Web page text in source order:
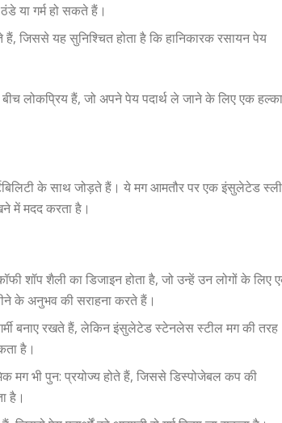
या गर्म हो सकते हैं।
जिससे यह सुनिश्चित होता है कि हानिकारक रसायन पेय
लोकप्रिय हैं, जो अपने पेय पदार्थ ले जाने के लिए एक हल्का
के साथ जोड़ते हैं। ये मग आमतौर पर एक इंसुलेटेड
में मदद करता है।
शॉप शैली का डिजाइन होता है, जो उन्हें उन लोगों के लिए
के अनुभव की सराहना करते हैं।
बनाए रखते हैं, लेकिन इंसुलेटेड स्टेनलेस स्टील मग की तरह
है।
मग भी पुन: प्रयोज्य होते हैं, जिससे डिस्पोजेबल कप की
है।